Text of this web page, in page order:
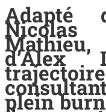
Adapté
Nicolas
plein